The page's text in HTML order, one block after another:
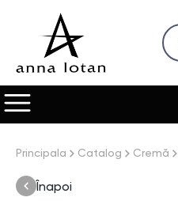
Principala Catalog Cremă
Înapoi